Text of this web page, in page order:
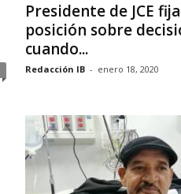
Presidente de JCE
posición sobre
cuando...
Redacción IB - enero 18, 2020